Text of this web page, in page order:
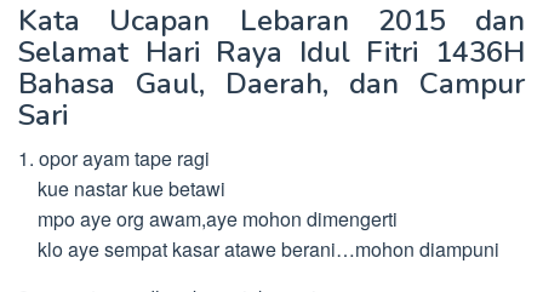
Kata Ucapan Lebaran 2015 dan
Selamat Hari Raya Idul Fitri 1436H
Bahasa Gaul, Daerah, dan Campur
Sari
1. opor ayam tape ragi
kue nastar kue betawi
mpo aye org awam,aye mohon dimengerti
klo aye sempat kasar atawe berani…mohon diampuni